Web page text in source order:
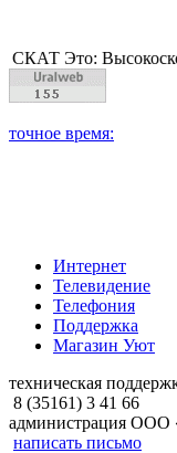
Интернет
Телевидение
Телефония
Поддержка
Магазин Уют
техническая
8 (35161) 3 41 66
администрация
написать письмо